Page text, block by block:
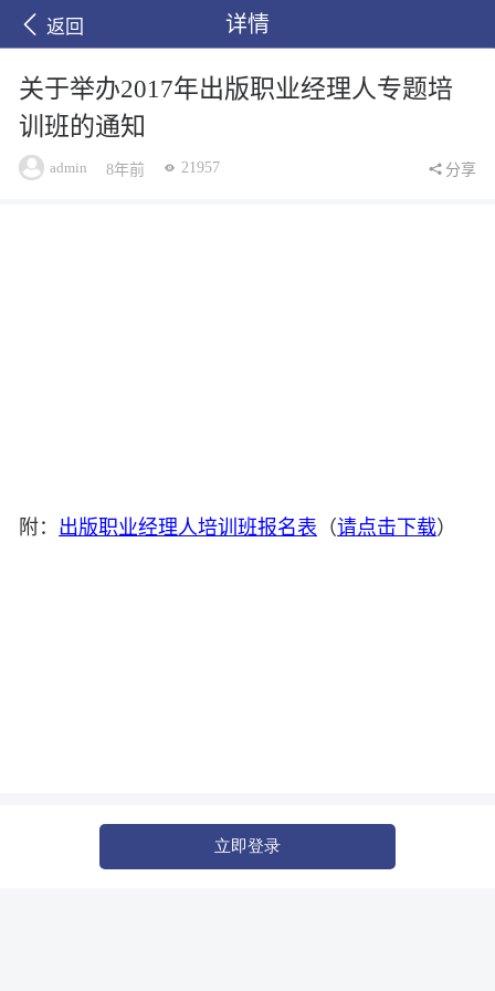
返回 详情
关于举办2017年出版职业经理人专题培
训班的通知
admin 8年前 21957 分享
附： 出版职业经理人培训班报名表 （请点击下载）
立即登录